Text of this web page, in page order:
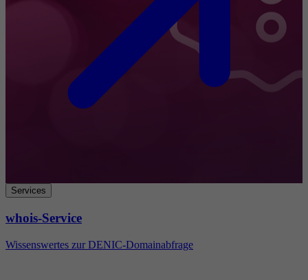
Services
whois-Service
Wissenswertes zur DENIC-Domainabfrage